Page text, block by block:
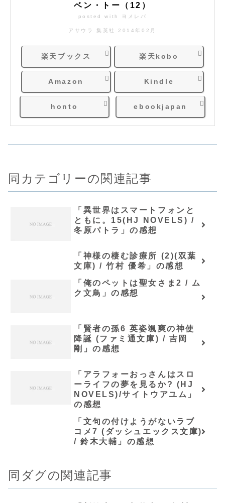
ベン・トー（12）
posted with ヨメレバ
アサウラ 集英社 2014年02月
楽天ブックス 楽天kobo
Amazon Kindle
honto ebookjapan
同カテゴリーの関連記事
「異世界はスマートフォンと
ともに。15(HJ NOVELS) /
冬原パトラ」の感想
「神様の棲む診療所 (2)(双葉
文庫) / 竹村 優希」の感想
「俺のペットは聖女さま2 / ム
ク文鳥」の感想
「賢者の孫6 英姿颯爽の神使
降誕 (ファミ通文庫) / 吉岡
剛」の感想
「アラフォーおっさんはスロ
ーライフの夢を見るか? (HJ
NOVELS)/サイトウアユム」
の感想
「文句の付けようがないラブ
コメ7 (ダッシュエックス文庫)
/ 鈴木大輔」の感想
同ダグの関連記事